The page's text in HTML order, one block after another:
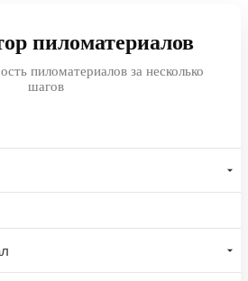
пиломатериалов
пиломатериалов за несколько
шагов